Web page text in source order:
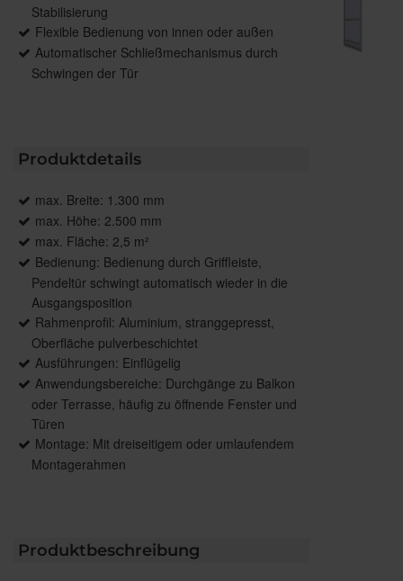
Stabilisierung
Flexible Bedienung von innen oder außen
Automatischer Schließmechanismus durch
Schwingen der Tür
Produktdetails
max. Breite: 1.300 mm
max. Höhe: 2.500 mm
max. Fläche: 2,5 m²
Bedienung: Bedienung durch Griffleiste,
Pendeltür schwingt automatisch wieder in die
Ausgangsposition
Rahmenprofil: Aluminium, stranggepresst,
Oberfläche pulverbeschichtet
Ausführungen: Einflügelig
Anwendungsbereiche: Durchgänge zu Balkon
oder Terrasse, häufig zu öffnende Fenster und
Türen
Montage: Mit dreiseitigem oder umlaufendem
Montagerahmen
Produktbeschreibung